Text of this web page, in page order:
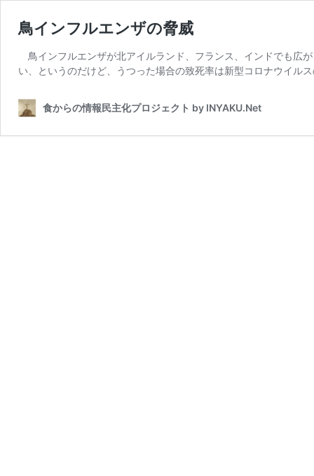
鳥インフルエンザの脅威
鳥インフルエンザが北アイルランド、フランス、インドでも広
い、というのだけど、うつった場合の致死率は新型コロナウイル
食からの情報民主化プロジェクト by INYAKU.Net